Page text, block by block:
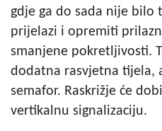
gdje ga do sada nije bilo
prijelazi i opremiti
smanjene pokretljivosti.
dodatna rasvjetna tijela,
semafor. Raskrižje će
vertikalnu signalizaciju.